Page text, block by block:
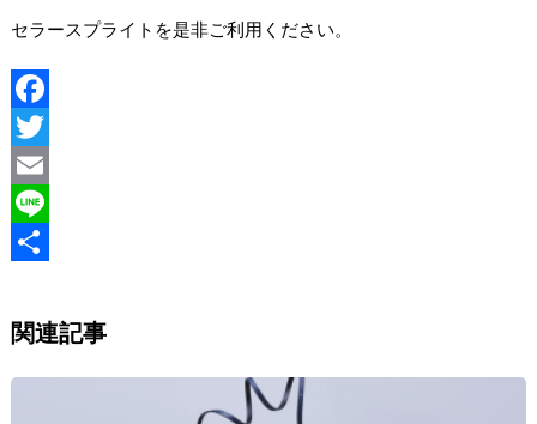
セラースプライトを是非ご利用ください。
F
a
c
e
o
T
w
t
E
m
i
L
n
h
関連記事